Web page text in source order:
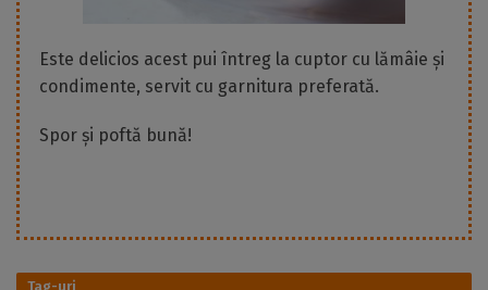
Este delicios acest pui întreg la cuptor cu lămâie și
condimente, servit cu garnitura preferată.
Spor și poftă bună!
Tag-uri